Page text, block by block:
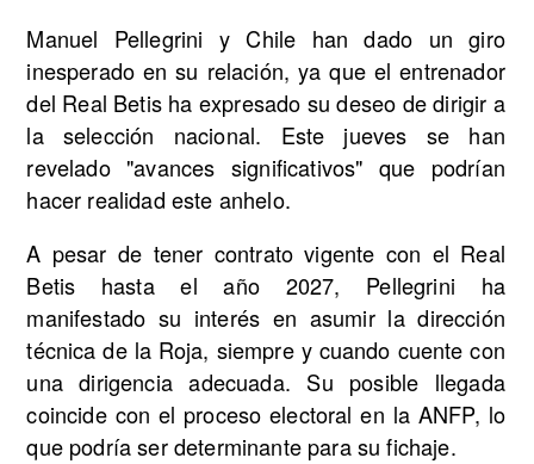
Manuel Pellegrini y Chile han dado un giro
inesperado en su relación, ya que el entrenador
del Real Betis ha expresado su deseo de dirigir a
la selección nacional. Este jueves se han
revelado "avances significativos" que podrían
hacer realidad este anhelo.
A pesar de tener contrato vigente con el Real
Betis hasta el año 2027, Pellegrini ha
manifestado su interés en asumir la dirección
técnica de la Roja, siempre y cuando cuente con
una dirigencia adecuada. Su posible llegada
coincide con el proceso electoral en la ANFP, lo
que podría ser determinante para su fichaje.